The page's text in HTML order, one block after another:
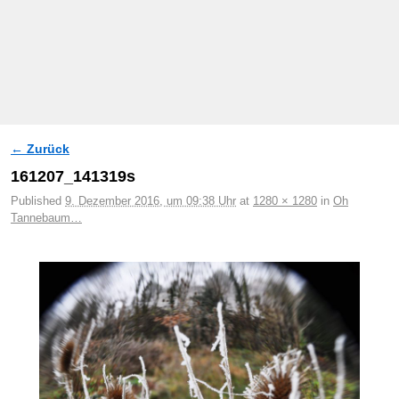
Bilder-Navigation
← Zurück
161207_141319s
Published 9. Dezember 2016, um 09:38 Uhr at 1280 × 1280 in Oh
Tannebaum…